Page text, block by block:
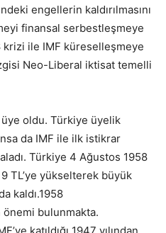
engellerin kaldırılmasını
finansal serbestleşmeye
krizi ile IMF küreselleşmeye
Neo-Liberal iktisat temelli
üye oldu. Türkiye üyelik
da IMF ile ilk istikrar
Türkiye 4 Ağustos 1958
9 TL’ye yükselterek büyük
kaldı.1958
önemi bulunmakta.